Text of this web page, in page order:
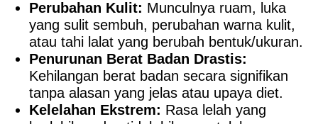
Perubahan Kulit: Munculnya ruam, luka
yang sulit sembuh, perubahan warna kulit,
atau tahi lalat yang berubah bentuk/ukuran.
Penurunan Berat Badan Drastis:
Kehilangan berat badan secara signifikan
tanpa alasan yang jelas atau upaya diet.
Kelelahan Ekstrem: Rasa lelah yang